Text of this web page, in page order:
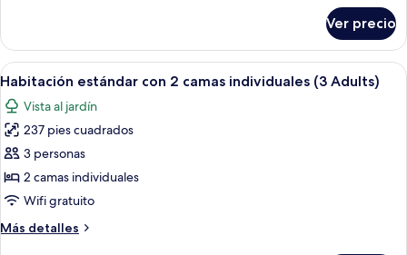
estándar
con
2
individuales
Ver precio
Abrir
todas
las
fotos
de
Habitación
estándar
2
Una habitación de hotel con una
6
Habitación estándar con 2 camas individuales (3 Adults)
Vista al jardín
237 pies cuadrados
3 personas
2 camas individuales
Wifi gratuito
Más detalles
Más